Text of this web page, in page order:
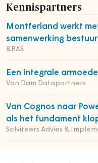
Kennispartners
Montferland werkt
samenwerking
&BAS
Een integrale
Van Dam Datapartners
Van Cognos naar
als het fundament
Solviteers Advies &